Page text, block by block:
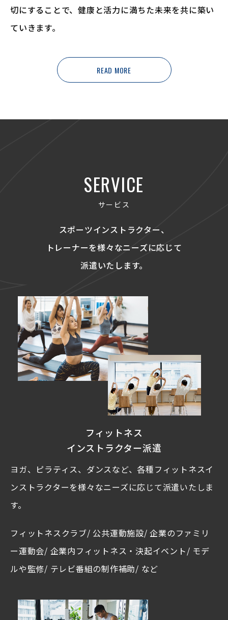
切にすることで、 健康と活力に満ちた未来を共に築い
ていきます。
READ MORE
SERVICE
サービス
スポーツインストラクター、
トレーナーを様々なニーズに応じて
派遣いたします。
フィットネス
インストラクター派遣
ヨガ、ピラティス、ダンスなど、各種フィットネスイ
ンストラクターを様々なニーズに応じて派遣いたしま
す。
フィットネスクラブ/ 公共運動施設/ 企業のファミリ
ー運動会/ 企業内フィットネス・決起イベント/ モデ
ルや監修/ テレビ番組の制作補助/ など